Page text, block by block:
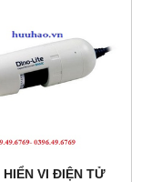
HIỂN VI ĐIỆN TỬ